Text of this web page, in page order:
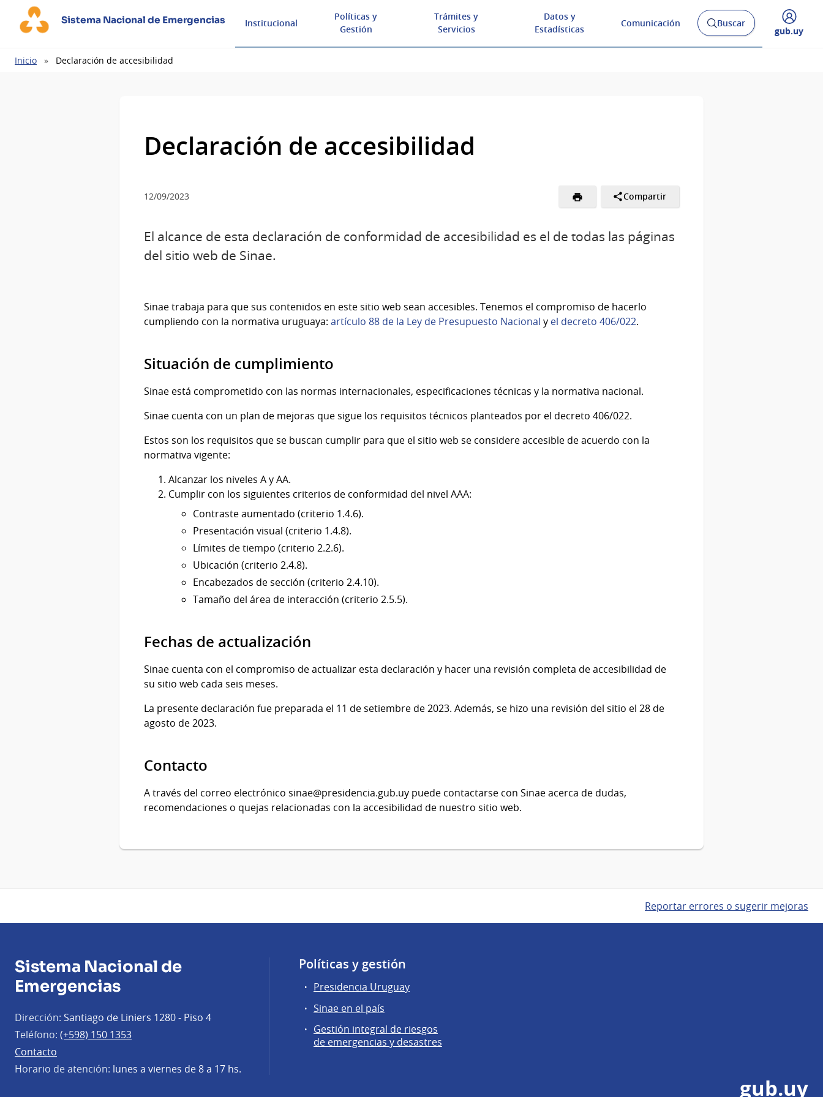
Sistema Nacional de Emergencias Institucional
Políticas y
Gestión
Trámites y
Servicios
Datos y
Estadísticas
Comunicación
AbrirBuscar
Desplegar
gub.uy
Ruta
Inicio Declaración de accesibilidad
Declaración de accesibilidad
12/09/2023 Compartir
El alcance de esta declaración de conformidad de accesibilidad es el de todas las páginas
del sitio web de Sinae.
Sinae trabaja para que sus contenidos en este sitio web sean accesibles. Tenemos el compromiso de hacerlo
cumpliendo con la normativa uruguaya: artículo 88 de la Ley de Presupuesto Nacional y el decreto 406/022.
Situación de cumplimiento
Sinae está comprometido con las normas internacionales, especificaciones técnicas y la normativa nacional.
Sinae cuenta con un plan de mejoras que sigue los requisitos técnicos planteados por el decreto 406/022.
Estos son los requisitos que se buscan cumplir para que el sitio web se considere accesible de acuerdo con la
normativa vigente:
Alcanzar los niveles A y AA.
Cumplir con los siguientes criterios de conformidad del nivel AAA:
Contraste aumentado (criterio 1.4.6).
Presentación visual (criterio 1.4.8).
Límites de tiempo (criterio 2.2.6).
Ubicación (criterio 2.4.8).
Encabezados de sección (criterio 2.4.10).
Tamaño del área de interacción (criterio 2.5.5).
Fechas de actualización
Sinae cuenta con el compromiso de actualizar esta declaración y hacer una revisión completa de accesibilidad de
su sitio web cada seis meses.
La presente declaración fue preparada el 11 de setiembre de 2023. Además, se hizo una revisión del sitio el 28 de
agosto de 2023.
Contacto
A través del correo electrónico sinae@presidencia.gub.uy puede contactarse con Sinae acerca de dudas,
recomendaciones o quejas relacionadas con la accesibilidad de nuestro sitio web.
Reportar errores o sugerir mejoras
Sistema Nacional de
Emergencias
Dirección: Santiago de Liniers 1280 - Piso 4
Teléfono: (+598) 150 1353
Contacto
Horario de atención: lunes a viernes de 8 a 17 hs.
Políticas y gestión
Presidencia Uruguay
Sinae en el país
Gestión integral de riesgos
de emergencias y desastres
gub.uy